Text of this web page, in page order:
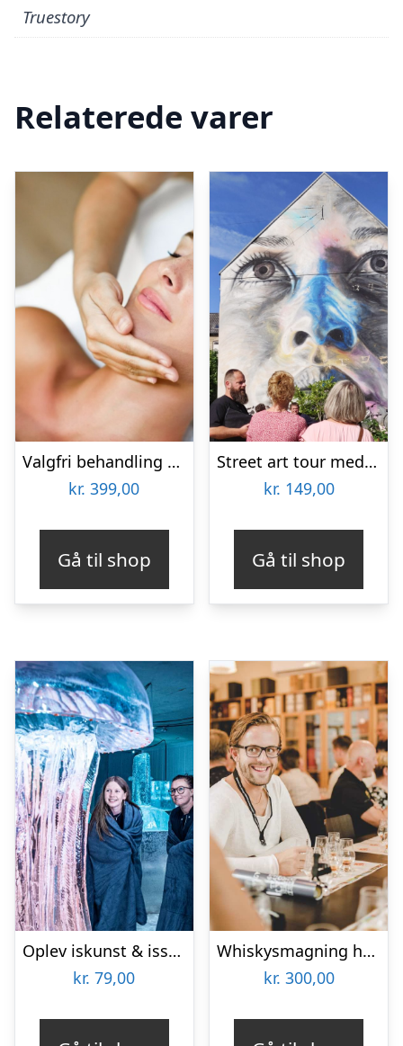
Truestory
Relaterede varer
Valgfri behandling hos Lash Care
kr. 399,00
Gå til shop
Street art tour med Aalborg Tours
kr. 149,00
Gå til shop
Oplev iskunst & isskulpturer
kr. 79,00
Whiskysmagning hos Braunstein
kr. 300,00